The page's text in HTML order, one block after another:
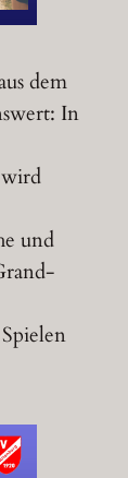
dem
In
und